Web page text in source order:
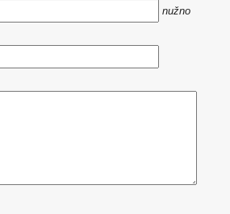
nužno